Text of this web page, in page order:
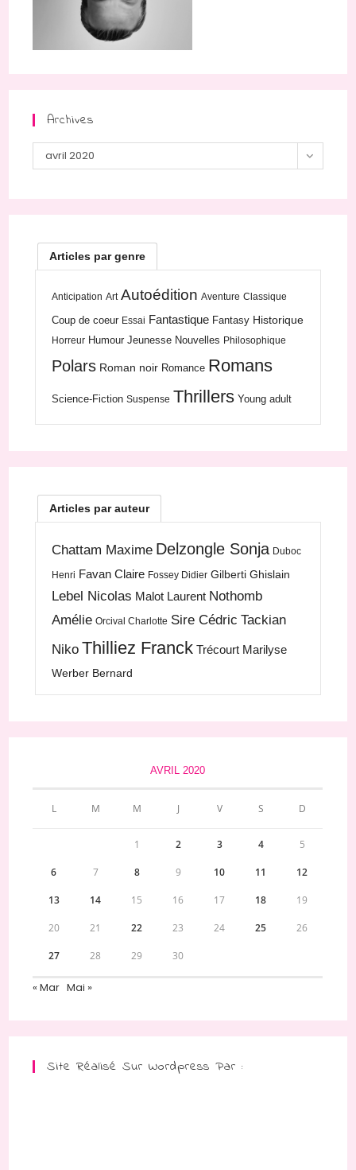
Archives
Archives
avril 2020
Articles par genre
Anticipation Art Autoédition Aventure Classique
Coup de coeur Essai Fantastique Fantasy Historique
Horreur Humour Jeunesse Nouvelles Philosophique
Polars Roman noir Romance Romans
Science-Fiction Suspense Thrillers Young adult
Articles par auteur
Chattam Maxime Delzongle Sonja Duboc
Henri Favan Claire Fossey Didier Gilberti Ghislain
Lebel Nicolas Malot Laurent Nothomb
Amélie Orcival Charlotte Sire Cédric Tackian
Niko Thilliez Franck Trécourt Marilyse
Werber Bernard
AVRIL 2020
L M M J V S D
1 2 3 4 5
6 7 8 9 10 11 12
13 14 15 16 17 18 19
20 21 22 23 24 25 26
27 28 29 30
« Mar Mai »
Site Réalisé Sur Wordpress Par :